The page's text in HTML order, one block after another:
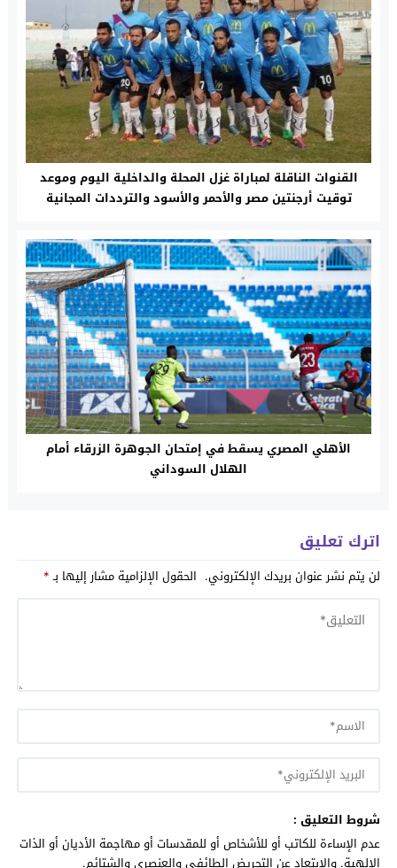
القنوات الناقلة لمباراة غزل المحلة والداخلية اليوم وموعد
توقيت أرجنتين مصر والأحمر والأسود والترددات المجانية
الأهلي المصري يسقط في إمتحان الجوهرة الزرقاء أمام
الهلال السوداني
اترك تعليق
لن يتم نشر عنوان بريدك الإلكتروني. الحقول الإلزامية مشار إليها بـ*
شروط التعليق :
عدم الإساءة للكاتب أو للأشخاص أو للمقدسات أو مهاجمة الأديان أو الذات
الالهية. والابتعاد عن التحريض الطائفي والعنصري والشتائم.